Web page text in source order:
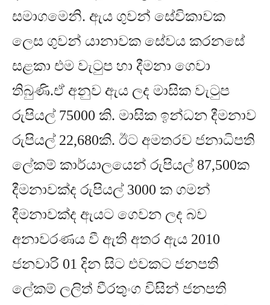
සමාගමෙනි. ඇය ගුවන් සේවිකාවක
ලෙස ගුවන් යානාවක සේවය කරනසේ
සළකා එම වැටුප හා දීමනා ගෙවා
තිබුණි.ඒ අනුව ඇය ලද මාසික වැටුප
රුපියල් 75000 කි. මාසික ඉන්ධන දීමනාව
රුපියල් 22,680කි. ඊට අමතරව ජනාධිපති
ලේකම් කාර්යාලයෙන් රුපියල් 87,500ක
දීමනාවක්ද රුපියල් 3000 ක ගමන්
දීමනාවක්ද ඇයට ගෙවන ලද බව
අනාවරණය වී ඇති අතර ඇය 2010
ජනවාරි 01 දින සිට එවකට ජනපති
ලේකම් ලලිත් වීරතුංග විසින් ජනපති